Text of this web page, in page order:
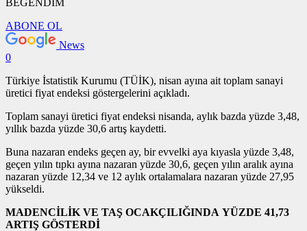
ABONE OL
News
0
Türkiye İstatistik Kurumu (TÜİK), nisan ayına ait toplam sanayi
üretici fiyat endeksi göstergelerini açıkladı.
Toplam sanayi üretici fiyat endeksi nisanda, aylık bazda yüzde 3,48,
yıllık bazda yüzde 30,6 artış kaydetti.
Buna nazaran endeks geçen ay, bir evvelki aya kıyasla yüzde 3,48,
geçen yılın tıpkı ayına nazaran yüzde 30,6, geçen yılın aralık ayına
nazaran yüzde 12,34 ve 12 aylık ortalamalara nazaran yüzde 27,95
yükseldi.
MADENCİLİK VE TAŞ OCAKÇILIĞINDA YÜZDE 41,73
ARTIŞ GÖSTERDİ